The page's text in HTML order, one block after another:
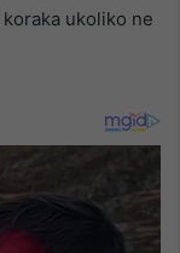
ukoliko ne